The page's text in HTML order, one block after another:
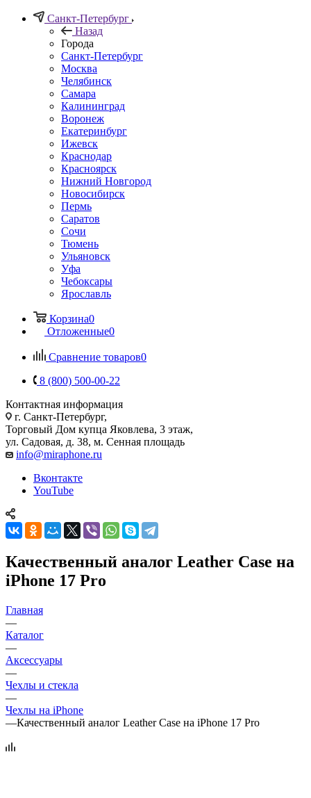
Санкт-Петербург
Назад
Города
Санкт-Петербург
Москва
Челябинск
Самара
Калининград
Воронеж
Екатеринбург
Ижевск
Краснодар
Красноярск
Нижний Новгород
Новосибирск
Пермь
Саратов
Сочи
Тюмень
Ульяновск
Уфа
Чебоксары
Ярославль
Корзина0
Отложенные0
Сравнение товаров0
8 (800) 500-00-22
Контактная информация
г. Санкт-Петербург,
Торговый Дом купца Яковлева, 3 этаж,
ул. Садовая, д. 38, м. Сенная площадь
info@miraphone.ru
Вконтакте
YouTube
Качественный аналог Leather Case на
iPhone 17 Pro
Главная
—
Каталог
—
Аксессуары
—
Чехлы и стекла
—
Чехлы на iPhone
—Качественный аналог Leather Case на iPhone 17 Pro